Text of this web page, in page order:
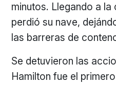
minutos. Llegando a la
perdió su nave,
las barreras de
Se detuvieron las
Hamilton fue el